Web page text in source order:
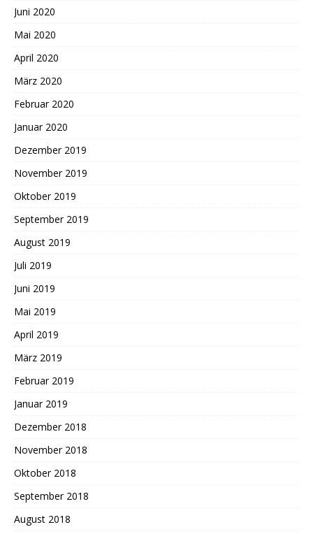
Juni 2020
Mai 2020
April 2020
März 2020
Februar 2020
Januar 2020
Dezember 2019
November 2019
Oktober 2019
September 2019
August 2019
Juli 2019
Juni 2019
Mai 2019
April 2019
März 2019
Februar 2019
Januar 2019
Dezember 2018
November 2018
Oktober 2018
September 2018
August 2018